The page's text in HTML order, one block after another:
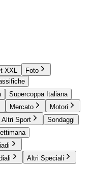
XXL
Foto
Supercoppa Italiana
Mercato
Motori
Altri Sport
Sondaggi
Altri Speciali